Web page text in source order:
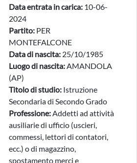
Data entrata in carica: 10-06-
2024
Partito: PER
MONTEFALCONE
Data di nascita: 25/10/1985
Luogo di nascita:AMANDOLA
(AP)
Titolo di studio: Istruzione
Secondaria di Secondo Grado
Professione:Addetti ad attività
ausiliarie di ufficio (uscieri,
commessi, lettori di contatori,
ecc.) o di magazzino,
spostamento merci e